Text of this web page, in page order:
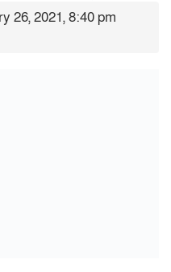
26, 2021, 8:40 pm